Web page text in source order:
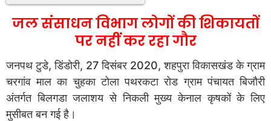
जल संसाधन विभाग लोगों की शिकायतों
पर नहीं कर रहा गौर
जनपथ टुडे, डिंडोरी, 27 दिसंबर 2020, शहपुरा विकासखंड के ग्राम
चरगांव माल का चुहका टोला पथरकटा रोड ग्राम पंचायत बिजौरी
अंतर्गत बिलगडा जलाशय से निकली मुख्य केनाल कृषकों के लिए
मुसीबत बन गई है।